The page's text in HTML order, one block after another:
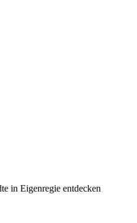
in Eigenregie entdecken